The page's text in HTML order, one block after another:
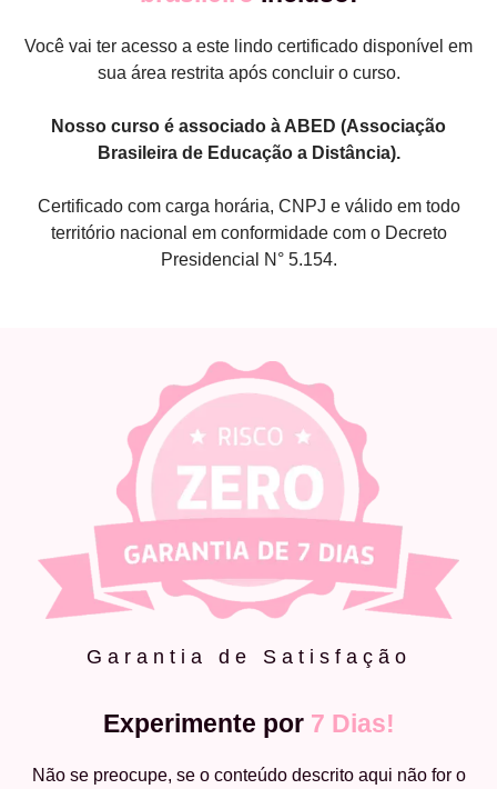
Você vai ter acesso a este lindo certificado disponível em
sua área restrita após concluir o curso.
Nosso curso é associado à ABED (Associação
Brasileira de Educação a Distância).
Certificado com carga horária, CNPJ e válido em todo
território nacional em conformidade com o Decreto
Presidencial N° 5.154.
Garantia de Satisfação
Experimente por 7 Dias!
Não se preocupe, se o conteúdo descrito aqui não for o